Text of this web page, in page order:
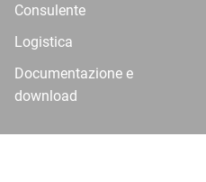
Consulente
Logistica
Documentazione e
download